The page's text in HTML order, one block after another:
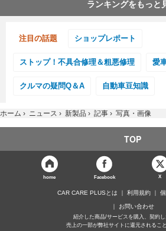
ランキングをもっと
注目の話題 ショップレポート
ストップ！不具合修理＆粗悪修理 愛
クルマの疑問Q＆A 自動車豆知識
ホーム › ニュース › 新製品 › 記事 › 写真・画像
TOP
home Facebook X
CAR CARE PLUSとは 利用規約
お問い合わせ
紹介した商品/サービスを購入、契約し
売上の一部が弊社サイトに還元されるこ